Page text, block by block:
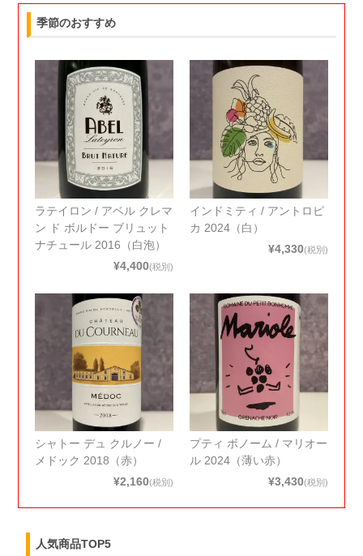
季節のおすすめ
ラテイロン / アベル クレマ
ン ド ボルドー ブリュット
ナチュール 2016（白泡）
¥4,400(税別)
インドミティ / アントロピ
カ 2024（白）
¥4,330(税別)
シャトー デュ クルノー /
メドック 2018（赤）
¥2,160(税別)
プティ ボノーム / マリオー
ル 2024（薄い赤）
¥3,430(税別)
人気商品TOP5